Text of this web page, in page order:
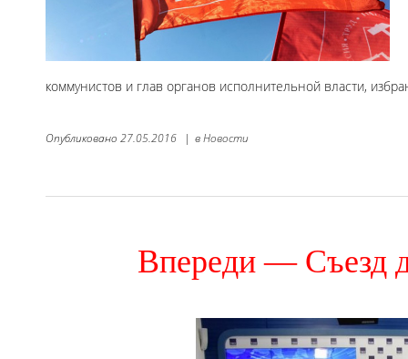
коммунистов и глав органов исполнительной власти,
Опубликовано 27.05.2016 | вНовости
Впереди — Съезд